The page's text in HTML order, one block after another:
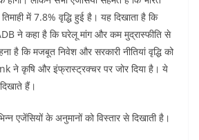
में 7.8% वृद्धि हुई है। यह दिखाता है कि
ने कहा है कि घरेलू मांग और कम मुद्रास्फीति से
है कि मजबूत निवेश और सरकारी नीतियां वृद्धि को
ने कृषि और इंफ्रास्ट्रक्चर पर जोर दिया है। ये
दिखाते हैं।
एजेंसियों के अनुमानों को विस्तार से दिखाती है।